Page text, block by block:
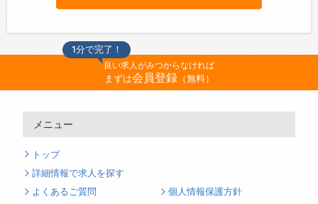
1分で完了！
良い求人がみつからなければ
まずは会員登録（無料）
メニュー
トップ
詳細情報で求人を探す
よくあるご質問
個人情報保護方針